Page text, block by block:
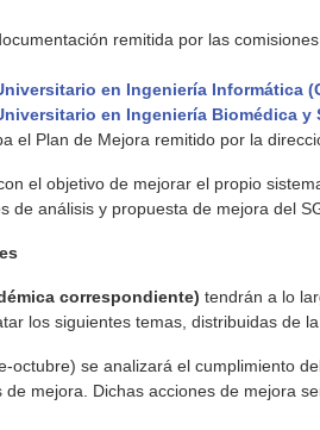
remitida por las
en Ingeniería Informática
en Ingeniería Biomédica y
el Plan de Mejora remitido por la
el objetivo de mejorar el propio
de análisis y propuesta de mejora del
correspondiente) tendrán a lo
los siguientes temas, distribuidas de
octubre) se analizará el cumplimiento
mejora. Dichas acciones de mejora